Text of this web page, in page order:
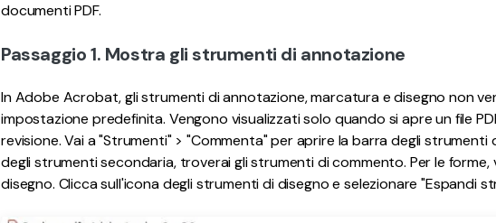
documenti PDF.
Passaggio 1. Mostra gli strumenti di annotazione
In Adobe Acrobat, gli strumenti di annotazione, marcatura e disegno non
impostazione predefinita. Vengono visualizzati solo quando si apre un file
revisione. Vai a "Strumenti" > "Commenta" per aprire la barra degli strumenti
degli strumenti secondaria, troverai gli strumenti di commento. Per le forme,
disegno. Clicca sull'icona degli strumenti di disegno e selezionare "Espandi